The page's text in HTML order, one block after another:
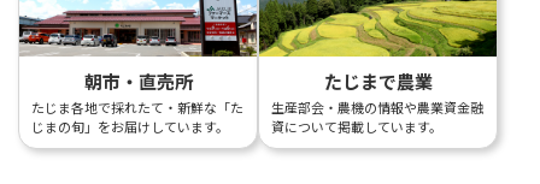
朝市・直売所
たじま各地で採れたて・新鮮な「た
じまの旬」をお届けしています。
たじまで農業
生産部会・農機の情報や農業資金融
資について掲載しています。